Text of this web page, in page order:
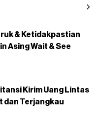
& Ketidakpastian
Asing Wait & See
Kirim Uang Lintas
dan Terjangkau